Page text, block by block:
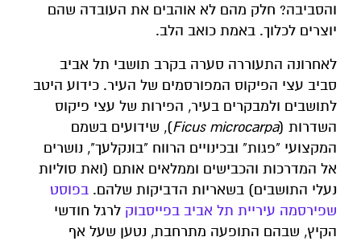
והסביבה? חלק מהם לא אוהבים את העובדה שהם
יוצרים לכלוך. באמת כואב הלב.
לאחרונה התעוררה סערה בקרב תושבי תל אביב
סביב עצי הפיקוס המפורסמים של העיר. כידוע היטב
לתושבים ולמבקרים בעיר, הפירות של עצי פיקוס
השדרות (Ficus microcarpa), שידועים בשמם
המקצועי "פגות" ובכינויים הרווח "בונקלעך", נושרים
אל המדרכות והכבישים וממלאים אותם (ואת סוליות
נעלי התושבים) בשאריות הדביקות שלהם. בפוסט
שפירסמה עיריית תל אביב בפייסבוק לרגל חודשי
הקיץ, שבהם התופעה מתרחבת, נטען שעל אף